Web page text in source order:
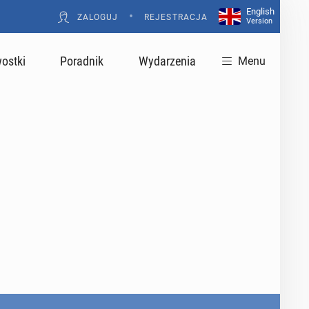
ZALOGUJ • REJESTRACJA
English
Version
Poradnik Wydarzenia Menu